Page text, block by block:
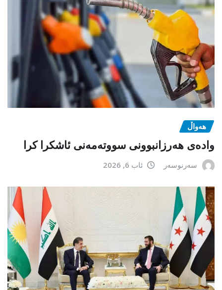
هەواڵ
وادەی هەرزانبوونی سووتەمەنی ئاشکرا کرا
سەرنوسەر ئاب 6, 2026